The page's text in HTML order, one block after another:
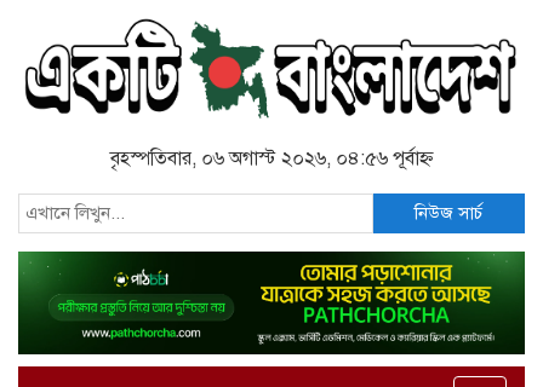
বৃহস্পতিবার, ০৬ অগাস্ট ২০২৬, ০৪:৫৬ পূর্বাহ্ন
নিউজ সার্চ